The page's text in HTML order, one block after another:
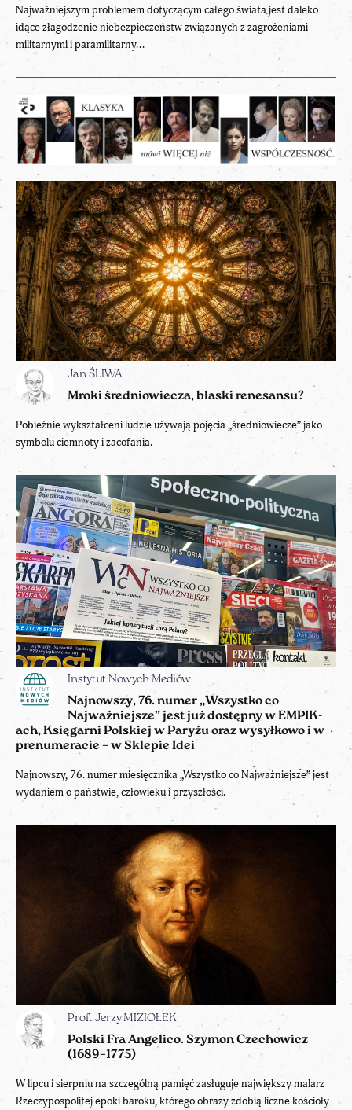
Najważniejszym problemem dotyczącym całego świata jest daleko
idące złagodzenie niebezpieczeństw związanych z zagrożeniami
militarnymi i paramilitarny...
Jan ŚLIWA
Mroki średniowiecza, blaski renesansu?
Pobieżnie wykształceni ludzie używają pojęcia „średniowiecze” jako
symbolu ciemnoty i zacofania.
Instytut Nowych Mediów
Najnowszy, 76. numer „Wszystko co
Najważniejsze” jest już dostępny w EMPIK-
ach, Księgarni Polskiej w Paryżu oraz wysyłkowo i w
prenumeracie – w Sklepie Idei
Najnowszy, 76. numer miesięcznika „Wszystko co Najważniejsze” jest
wydaniem o państwie, człowieku i przyszłości.
Prof. Jerzy MIZIOŁEK
Polski Fra Angelico. Szymon Czechowicz
(1689–1775)
W lipcu i sierpniu na szczególną pamięć zasługuje największy malarz
Rzeczypospolitej epoki baroku, którego obrazy zdobią liczne kościoły